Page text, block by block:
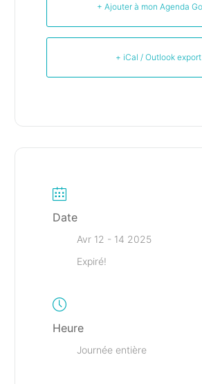
+ Ajouter à mon Agenda
+ iCal / Outlook export
Date
Avr 12 - 14 2025
Expiré!
Heure
Journée entière